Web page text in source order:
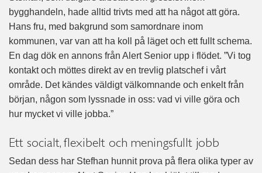
bygghandeln, hade alltid trivts med att ha något att göra.
Hans fru, med bakgrund som samordnare inom
kommunen, var van att ha koll på läget och ett fullt schema.
En dag dök en annons från Alert Senior upp i flödet. ”Vi tog
kontakt och möttes direkt av en trevlig platschef i vårt
område. Det kändes väldigt välkomnande och enkelt från
början, någon som lyssnade in oss: vad vi ville göra och
hur mycket vi ville jobba.”
Ett socialt, flexibelt och meningsfullt jobb
Sedan dess har Stefhan hunnit prova på flera olika typer av